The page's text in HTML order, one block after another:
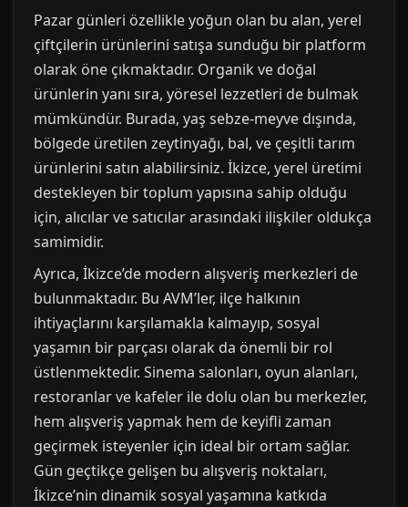
Pazar günleri özellikle yoğun olan bu alan, yerel
çiftçilerin ürünlerini satışa sunduğu bir platform
olarak öne çıkmaktadır. Organik ve doğal
ürünlerin yanı sıra, yöresel lezzetleri de bulmak
mümkündür. Burada, yaş sebze-meyve dışında,
bölgede üretilen zeytinyağı, bal, ve çeşitli tarım
ürünlerini satın alabilirsiniz. İkizce, yerel üretimi
destekleyen bir toplum yapısına sahip olduğu
için, alıcılar ve satıcılar arasındaki ilişkiler oldukça
samimidir.
Ayrıca, İkizce’de modern alışveriş merkezleri de
bulunmaktadır. Bu AVM’ler, ilçe halkının
ihtiyaçlarını karşılamakla kalmayıp, sosyal
yaşamın bir parçası olarak da önemli bir rol
üstlenmektedir. Sinema salonları, oyun alanları,
restoranlar ve kafeler ile dolu olan bu merkezler,
hem alışveriş yapmak hem de keyifli zaman
geçirmek isteyenler için ideal bir ortam sağlar.
Gün geçtikçe gelişen bu alışveriş noktaları,
İkizce’nin dinamik sosyal yaşamına katkıda